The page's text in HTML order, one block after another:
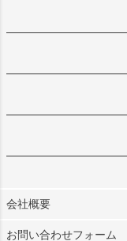
会社概要
お問い合わせフォーム